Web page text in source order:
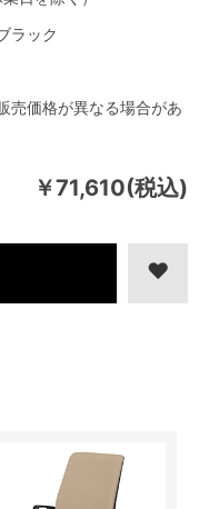
￥71,610(税込)
売価格が異なる場合があ
ラック